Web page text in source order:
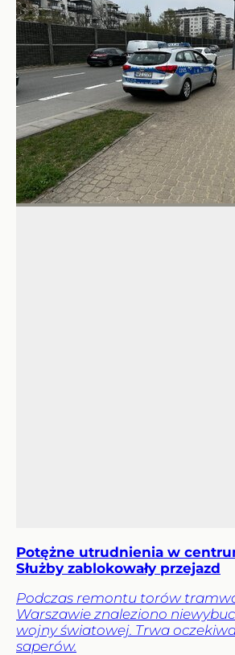
Potężne utrudnienia w
Służby zablokowały przejazd
Podczas remontu torów
Warszawie znaleziono
wojny światowej. Trwa
saperów.